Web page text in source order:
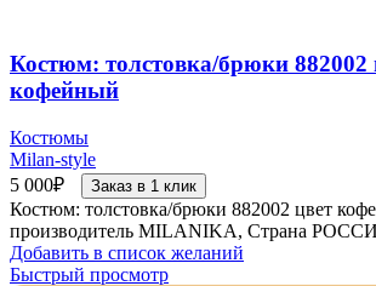
Костюм: толстовка/брюки 882002
кофейный
Костюмы
Milan-style
5 000₽ Заказ в 1 клик
Костюм: толстовка/брюки 882002 цвет
производитель MILANIKA, Страна
Добавить в список желаний
Быстрый просмотр